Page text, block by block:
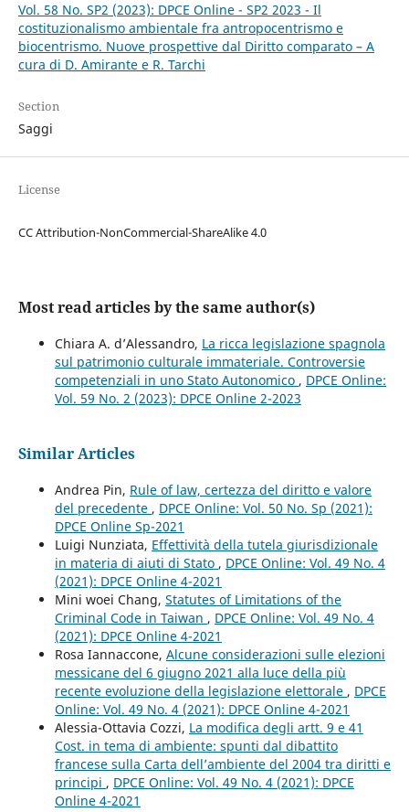
Vol. 58 No. SP2 (2023): DPCE Online - SP2 2023 - Il
costituzionalismo ambientale fra antropocentrismo e
biocentrismo. Nuove prospettive dal Diritto comparato – A
cura di D. Amirante e R. Tarchi
Section
Saggi
License
CC Attribution-NonCommercial-ShareAlike 4.0
Most read articles by the same author(s)
Chiara A. d’Alessandro, La ricca legislazione spagnola
sul patrimonio culturale immateriale. Controversie
competenziali in uno Stato Autonomico , DPCE Online:
Vol. 59 No. 2 (2023): DPCE Online 2-2023
Similar Articles
Andrea Pin, Rule of law, certezza del diritto e valore
del precedente , DPCE Online: Vol. 50 No. Sp (2021):
DPCE Online Sp-2021
Luigi Nunziata, Effettività della tutela giurisdizionale
in materia di aiuti di Stato , DPCE Online: Vol. 49 No. 4
(2021): DPCE Online 4-2021
Mini woei Chang, Statutes of Limitations of the
Criminal Code in Taiwan , DPCE Online: Vol. 49 No. 4
(2021): DPCE Online 4-2021
Rosa Iannaccone, Alcune considerazioni sulle elezioni
messicane del 6 giugno 2021 alla luce della più
recente evoluzione della legislazione elettorale , DPCE
Online: Vol. 49 No. 4 (2021): DPCE Online 4-2021
Alessia-Ottavia Cozzi, La modifica degli artt. 9 e 41
Cost. in tema di ambiente: spunti dal dibattito
francese sulla Carta dell’ambiente del 2004 tra diritti e
principi , DPCE Online: Vol. 49 No. 4 (2021): DPCE
Online 4-2021